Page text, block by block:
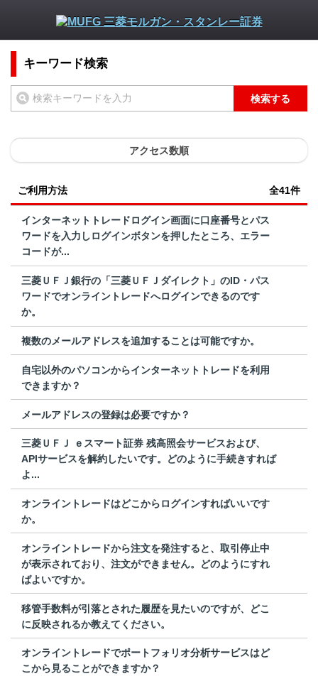
キーワード検索
検索する
アクセス数順
ご利用方法 全41件
インターネットトレードログイン画面に口座番号とパス
ワードを入力しログインボタンを押したところ、エラー
コードが...
三菱ＵＦＪ銀行の「三菱ＵＦＪダイレクト」のID・パス
ワードでオンライントレードへログインできるのです
か。
複数のメールアドレスを追加することは可能ですか。
自宅以外のパソコンからインターネットトレードを利用
できますか？
メールアドレスの登録は必要ですか？
三菱ＵＦＪ ｅスマート証券 残高照会サービスおよび、
APIサービスを解約したいです。どのように手続きすれば
よ...
オンライントレードはどこからログインすればいいです
か。
オンライントレードから注文を発注すると、取引停止中
が表示されており、注文ができません。どのようにすれ
ばよいですか。
移管手数料が引落とされた履歴を見たいのですが、どこ
に反映されるか教えてください。
オンライントレードでポートフォリオ分析サービスはど
こから見ることができますか？